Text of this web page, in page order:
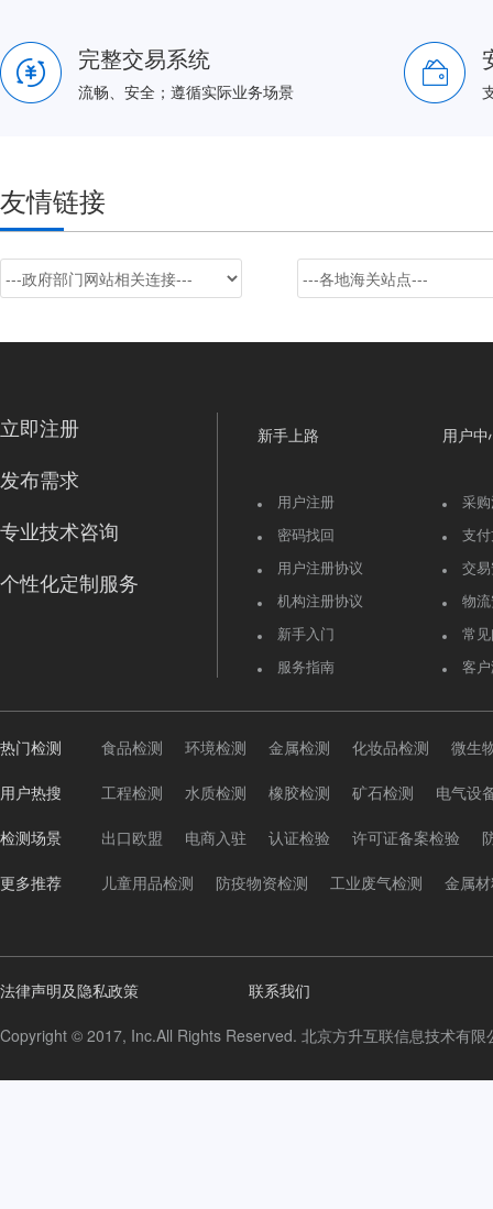
完整交易系统
流畅、安全；遵循实际业务场景
友情链接
立即注册
发布需求
专业技术咨询
个性化定制服务
新手上路
用户注册
密码找回
用户注册协议
机构注册协议
新手入门
服务指南
用户中
采
支
交
物
常
客
热门检测 食品检测 环境检测 金属检测 化妆品检测 微生
用户热搜 工程检测 水质检测 橡胶检测 矿石检测 电气设
检测场景 出口欧盟 电商入驻 认证检验 许可证备案检验
更多推荐 儿童用品检测 防疫物资检测 工业废气检测 金属
法律声明及隐私政策 联系我们
Copyright © 2017, Inc.All Rights Reserved. 北京方升互联信息技术有